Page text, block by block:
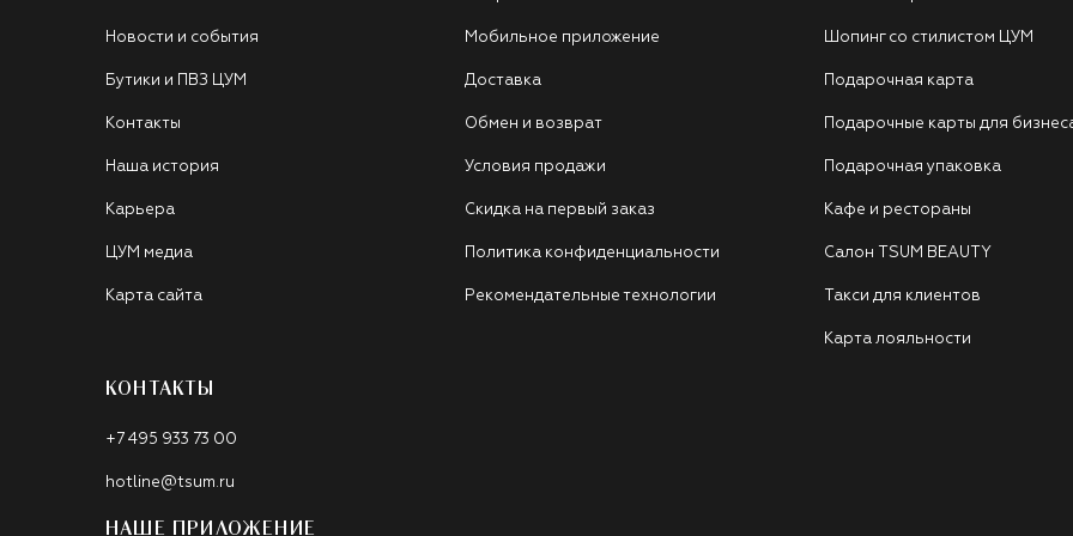
Новости и события
Бутики и ПВЗ ЦУМ
Контакты
Наша история
Карьера
ЦУМ медиа
Карта сайта
Мобильное приложение
Доставка
Обмен и возврат
Условия продажи
Скидка на первый заказ
Политика конфиденциальности
Рекомендательные технологии
Шопинг со стилистом ЦУМ
Подарочная карта
Подарочные карты для
Подарочная упаковка
Кафе и рестораны
Салон TSUM BEAUTY
Такси для клиентов
Карта лояльности
КОНТАКТЫ
+7 495 933 73 00
hotline@tsum.ru
НАШЕ ПРИЛОЖЕНИЕ